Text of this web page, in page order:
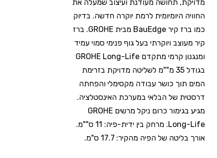
מדויקת, תחושה מעודנת ועיצוב שמעלה את
החוויה היומיומית לרמת יוקרה חדשה. בדיוק
כמו ברז קיר BauEdge מבית GROHE. ברז
קיר מעוצב ויוקרתי בעל גוף פנימי סמוי עמיד
ומנגנון קרמי מתקדם GROHE Long-Life
בגודל 35 מ""מ לשליטה מדויקת בזרימת
המים תוך כושר עבודה מקסימלי והפחתה
דרסטית של הבלאי במערכת האינסטלציה.
מגיע בגימור כרום ניקל מרשים GROHE
Long-Life. מרחק בין ידית-פיה: 11 ס""מ.
אורך בליטה של הפיה מהקיר: 17.7 ס"מ.